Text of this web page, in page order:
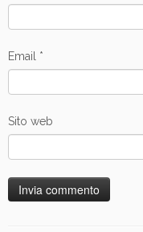
Email *
Sito web